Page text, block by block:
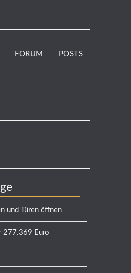
FORUM POSTS
und Türen öffnen
277.369 Euro